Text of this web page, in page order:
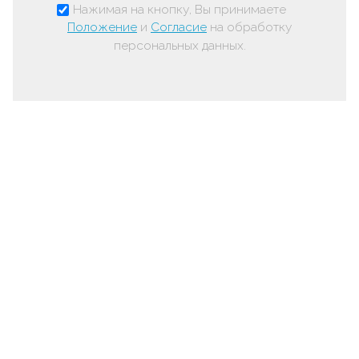
Нажимая на кнопку, Вы принимаете
Положение и Согласие на обработку
персональных данных.